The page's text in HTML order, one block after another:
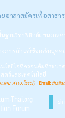
ยอาสาสมัครเพื่อสาธ
ฐานวิชาฟิสิกส์แขนงกล
งภาพลักษณ์ซ้อนเร้นบุค
โลยีไอทีควอนตัมที่ระบา
ตร์และเทคโนโลยี
ลข สนง.ใหม่) Email:
Thai.org
Forum